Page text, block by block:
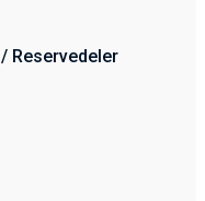
/ Reservedeler